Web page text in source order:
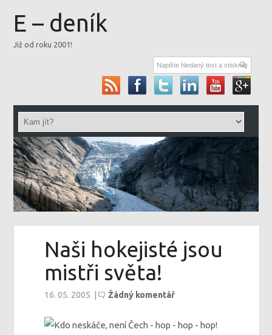
E – deník
Již od roku 2001!
Naši hokejisté jsou
mistři světa!
16. 05. 2005 | Žádný komentář